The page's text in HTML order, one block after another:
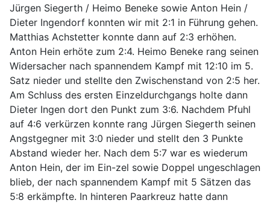
Jürgen Siegerth / Heimo Beneke sowie Anton Hein /
Dieter Ingendorf konnten wir mit 2:1 in Führung gehen.
Matthias Achstetter konnte dann auf 2:3 erhöhen.
Anton Hein erhöte zum 2:4. Heimo Beneke rang seinen
Widersacher nach spannendem Kampf mit 12:10 im 5.
Satz nieder und stellte den Zwischenstand von 2:5 her.
Am Schluss des ersten Einzeldurchgangs holte dann
Dieter Ingen dort den Punkt zum 3:6. Nachdem Pfuhl
auf 4:6 verkürzen konnte rang Jürgen Siegerth seinen
Angstgegner mit 3:0 nieder und stellt den 3 Punkte
Abstand wieder her. Nach dem 5:7 war es wiederum
Anton Hein, der im Ein-zel sowie Doppel ungeschlagen
blieb, der nach spannendem Kampf mit 5 Sätzen das
5:8 erkämpfte. In hinteren Paarkreuz hatte dann